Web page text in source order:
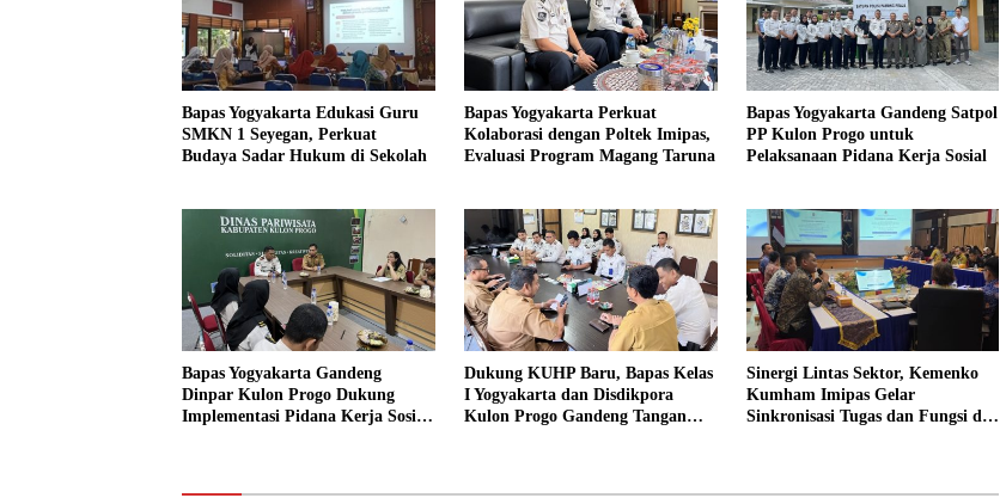
Bapas Yogyakarta Edukasi Guru
SMKN 1 Seyegan, Perkuat
Budaya Sadar Hukum di Sekolah
Bapas Yogyakarta Perkuat
Kolaborasi dengan Poltek Imipas,
Evaluasi Program Magang Taruna
Bapas Yogyakarta Gandeng Satpol
PP Kulon Progo untuk
Pelaksanaan Pidana Kerja Sosial
Bapas Yogyakarta Gandeng
Dinpar Kulon Progo Dukung
Implementasi Pidana Kerja Sosial
Dukung KUHP Baru, Bapas Kelas
I Yogyakarta dan Disdikpora
Kulon Progo Gandeng Tangan
Sinergi Lintas Sektor, Kemenko
Kumham Imipas Gelar
Sinkronisasi Tugas dan Fungsi di